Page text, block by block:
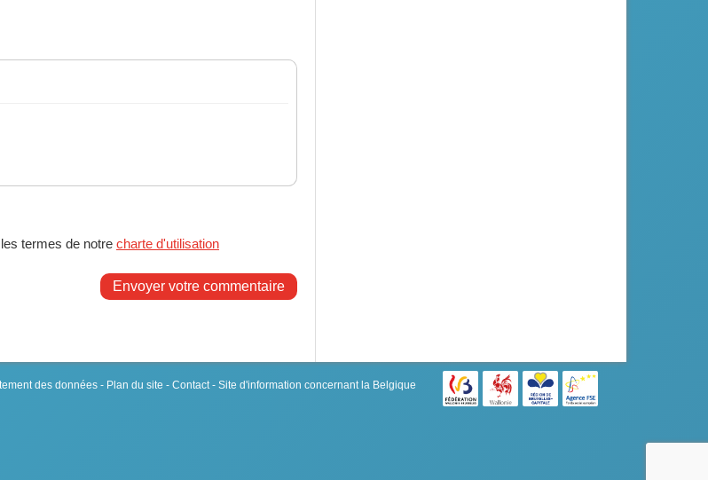
termes de notre charte d'utilisation
Envoyer votre commentaire
des données - Plan du site - Contact- Site d'information concernant la Belgique